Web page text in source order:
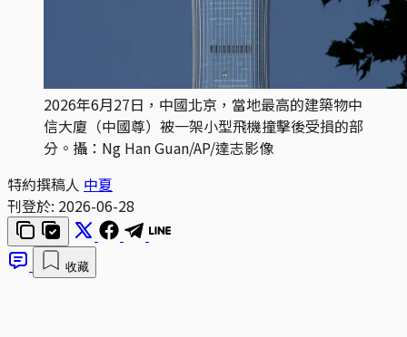
2026年6月27日，中國北京，當地最高的建築物中
信大廈（中國尊）被一架小型飛機撞擊後受損的部
分。攝：Ng Han Guan/AP/達志影像
特約撰稿人 中夏
刊登於: 2026-06-28
收藏